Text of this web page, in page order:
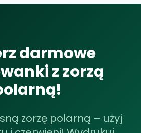
darmowe
z zorzą
zorzę polarną – użyj